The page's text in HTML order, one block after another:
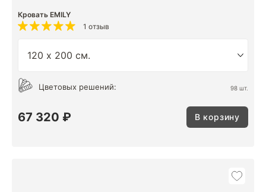
Кровать EMILY
1 отзыв
Цветовых решений: 98 шт.
67 320 ₽ В корзину